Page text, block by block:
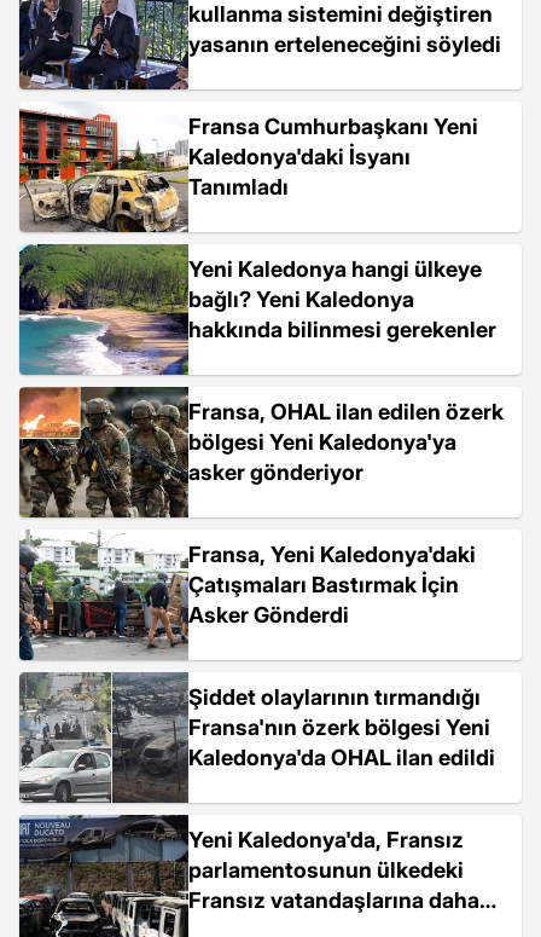
kullanma sistemini değiştiren
yasanın erteleneceğini söyledi
Fransa Cumhurbaşkanı Yeni
Kaledonya'daki İsyanı
Tanımladı
Yeni Kaledonya hangi ülkeye
bağlı? Yeni Kaledonya
hakkında bilinmesi gerekenler
Fransa, OHAL ilan edilen özerk
bölgesi Yeni Kaledonya'ya
asker gönderiyor
Fransa, Yeni Kaledonya'daki
Çatışmaları Bastırmak İçin
Asker Gönderdi
Şiddet olaylarının tırmandığı
Fransa'nın özerk bölgesi Yeni
Kaledonya'da OHAL ilan edildi
Yeni Kaledonya'da, Fransız
parlamentosunun ülkedeki
Fransız vatandaşlarına daha